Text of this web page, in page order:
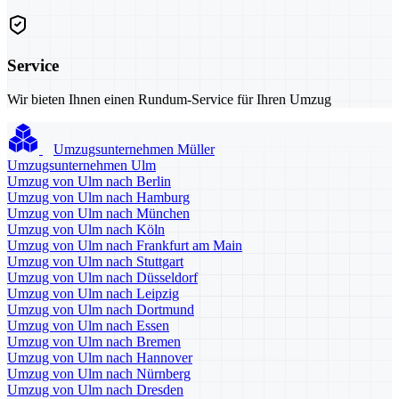
Service
Wir bieten Ihnen einen Rundum-Service für Ihren Umzug
Umzugsunternehmen Müller
Umzugsunternehmen Ulm
Umzug von Ulm nach Berlin
Umzug von Ulm nach Hamburg
Umzug von Ulm nach München
Umzug von Ulm nach Köln
Umzug von Ulm nach Frankfurt am Main
Umzug von Ulm nach Stuttgart
Umzug von Ulm nach Düsseldorf
Umzug von Ulm nach Leipzig
Umzug von Ulm nach Dortmund
Umzug von Ulm nach Essen
Umzug von Ulm nach Bremen
Umzug von Ulm nach Hannover
Umzug von Ulm nach Nürnberg
Umzug von Ulm nach Dresden